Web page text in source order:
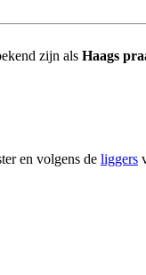
zijn als Haags
en volgens de liggers